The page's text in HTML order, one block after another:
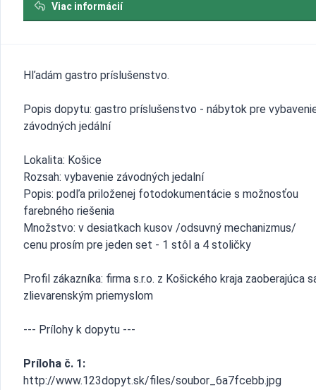
Viac informácií
Hľadám gastro príslušenstvo.
Popis dopytu: gastro príslušenstvo - nábytok pre
závodných jedální
Lokalita: Košice
Rozsah: vybavenie závodných jedalní
Popis: podľa priloženej fotodokumentácie s možnosťou
farebného riešenia
Množstvo: v desiatkach kusov /odsuvný mechanizmus/
cenu prosím pre jeden set - 1 stôl a 4 stoličky
Profil zákazníka: firma s.r.o. z Košického kraja zaoberajúca
zlievarenským priemyslom
--- Prílohy k dopytu ---
Príloha č. 1:
http://www.123dopyt.sk/files/soubor_6a7fcebb.jpg